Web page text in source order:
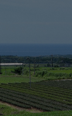
お茶のギフト
おすすめのお茶
お茶に合うス
ログイン
ログアウト